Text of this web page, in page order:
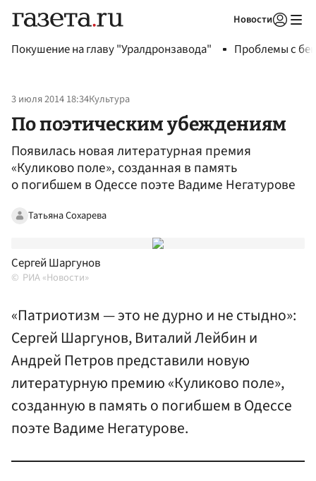
Новости
Покушение на главу "Уралдронзавода" Проблемы с
3 июля 2014 18:34Культура
По поэтическим убеждениям
Появилась новая литературная премия
«Куликово поле», созданная в память
о погибшем в Одессе поэте Вадиме Негатурове
Татьяна Сохарева
Сергей Шаргунов
РИА «Новости»
«Патриотизм — это не дурно и не стыдно»:
Сергей Шаргунов, Виталий Лейбин и
Андрей Петров представили новую
литературную премию «Куликово поле»,
созданную в память о погибшем в Одессе
поэте Вадиме Негатурове.